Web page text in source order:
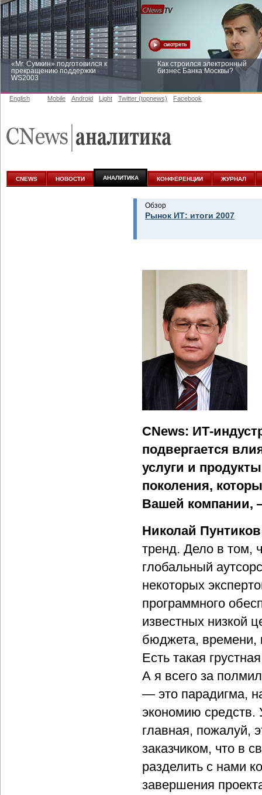
«Mr. Сумкин» подготовился к
прекращению поддержки
WS2003
Как строился электронный
бизнес Банка Москвы?
аналитике
English Mobile Android Light Twitter (topnews) Facebook
CNEWS НОВОСТИ АНАЛИТИКА КОНФЕРЕНЦИИ ЖУРНАЛ
Обзор
Рынок ИТ: итоги 2007
CNews: ИТ-
подвергается
услуги и
поколения,
Вашей компании,
Николай
тренд. Дело в том,
глобальный
некоторых
программного
известных низкой
бюджета, времени,
Есть такая
А я всего за
— это парадигма,
экономию средств.
главная, пожалуй,
заказчиком, что в
разделить с нами
завершения